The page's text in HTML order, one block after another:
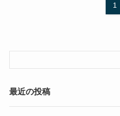
1
最近の投稿